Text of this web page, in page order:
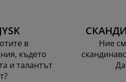
в
където
и талантът
Ние